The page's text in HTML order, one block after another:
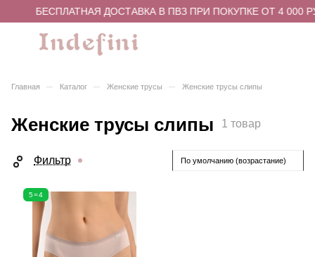
БЕСПЛАТНАЯ ДОСТАВКА В ПВЗ ПРИ ПОКУПКЕ ОТ 4 000
Главная – Каталог – Женские трусы – Женские трусы слипы
Женские трусы слипы 1 товар
Фильтр По умолчанию (возрастание)
5=4